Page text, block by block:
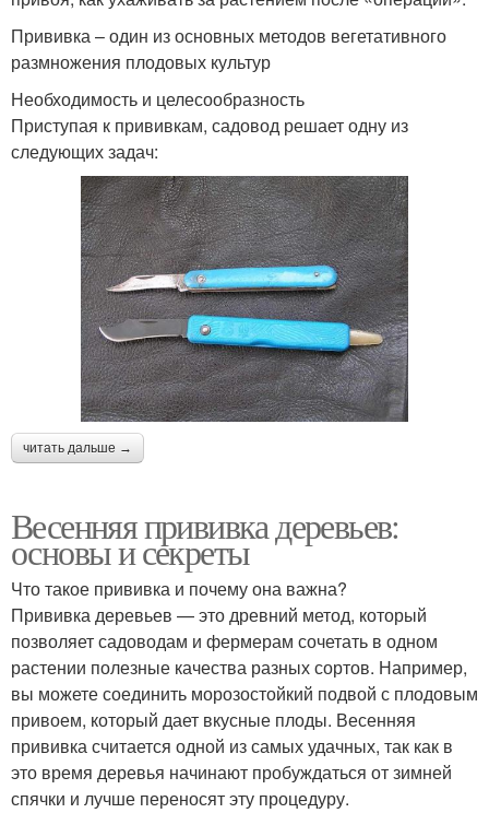
Прививка – один из основных методов вегетативного
размножения плодовых культур
Необходимость и целесообразность
Приступая к прививкам, садовод решает одну из
следующих задач:
читать дальше →
Весенняя прививка деревьев:
основы и секреты
Что такое прививка и почему она важна?
Прививка деревьев — это древний метод, который
позволяет садоводам и фермерам сочетать в одном
растении полезные качества разных сортов. Например,
вы можете соединить морозостойкий подвой с плодовым
привоем, который дает вкусные плоды. Весенняя
прививка считается одной из самых удачных, так как в
это время деревья начинают пробуждаться от зимней
спячки и лучше переносят эту процедуру.